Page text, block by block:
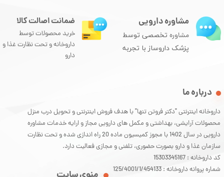
درباره ما
داروخانه اینترنتی "دکتر فروتن تنها" با هدف فروش اینترنتی و تحویل درب منزل
محصولات آرایشی، بهداشتی و مکمل های دارویی مجاز و ارایه خدمات مشاوره
دارویی در سال 1402 با مجوز کمیسیون ماده 20 راه اندازی شده و تحت نظارت
سازمان غذا و دارو بصورت حضوری، تلفنی و مجازی فعالیت دارد.
کد داروخانه : 15303345167
شماره پروانه داروخانه : 125/4001/1/454133
مشاوره دارویی
مشاوره تخصصی توسط
پزشک داروساز با تجربه
ضمانت اصالت کالا
خرید محصولات توسط
داروخانه و تحت نظارت غذا و
دارو